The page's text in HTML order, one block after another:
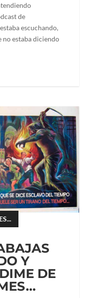
de
escuchando,
no estaba diciendo
Y
DE